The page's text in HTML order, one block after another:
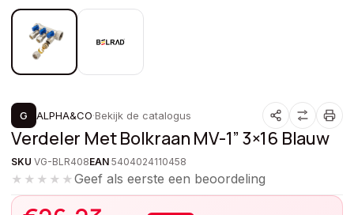
PROMOTIE
G ALPHA&CO·Bekijk de catalogus
Verdeler Met Bolkraan MV-1” 3×16 Blauw
SKU VG-BLR408EAN 5404024110458
★★★★★Geef als eerste een beoordeling